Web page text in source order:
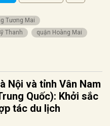
Tương Mai
Thanh
quận Hoàng Mai
Nội và tỉnh Vân Nam
Quốc): Khởi sắc
tác du lịch